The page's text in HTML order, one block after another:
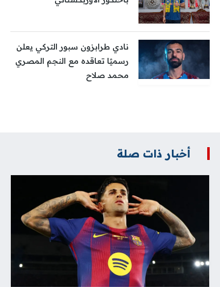
نادي طرابزون سبور التركي يعلن
رسميًا تعاقده مع النجم المصري
محمد صلاح
أخبار ذات صلة